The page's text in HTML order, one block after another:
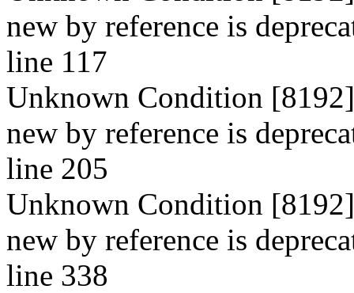
new by reference is
line 117
Unknown Condition
new by reference is
line 205
Unknown Condition
new by reference is
line 338